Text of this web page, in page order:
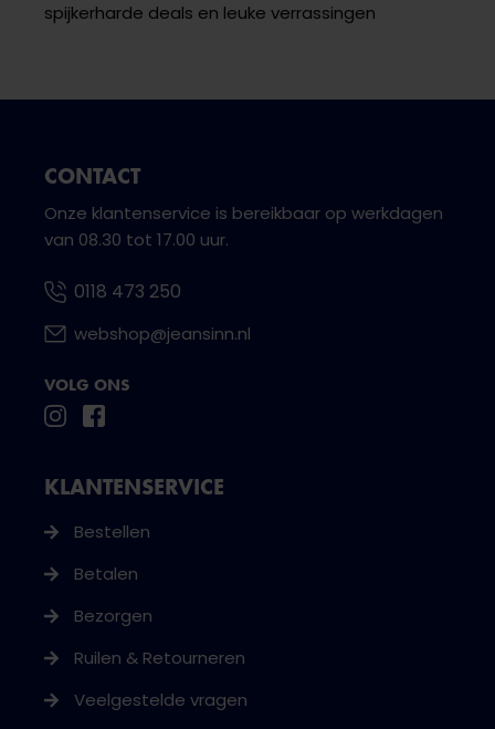
spijkerharde deals en leuke verrassingen
CONTACT
Onze klantenservice is bereikbaar op werkdagen
van 08.30 tot 17.00 uur.
0118 473 250
webshop@jeansinn.nl
VOLG ONS
KLANTENSERVICE
Bestellen
Betalen
Bezorgen
Ruilen & Retourneren
Veelgestelde vragen